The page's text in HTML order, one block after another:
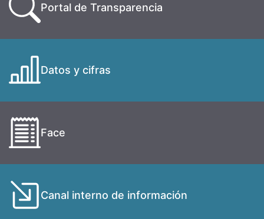
Portal de Transparencia
Datos y cifras
Face
Canal interno de información